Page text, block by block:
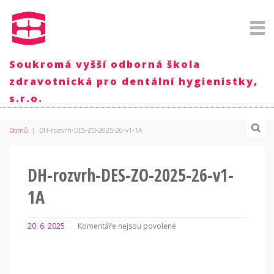
Soukromá vyšší odborná škola
zdravotnická pro dentální hygienistky,
s.r.o.
Domů | DH-rozvrh-DES-ZO-2025-26-v1-1A
DH-rozvrh-DES-ZO-2025-26-v1-
1A
20. 6. 2025
Komentáře nejsou povolené